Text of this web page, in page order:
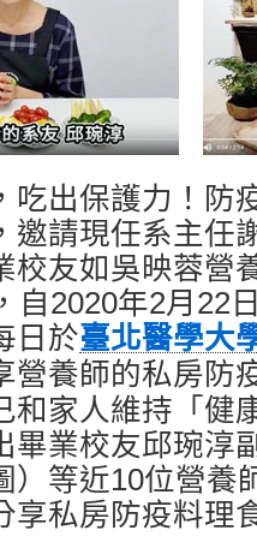
吃出保護力！防
邀請現任系主任
校友如吳映蓉營
自2020年2月22
日於臺北醫學大
營養師的私房防
和家人維持「健
畢業校友邱琬淳
）等近10位營養
享私房防疫料理